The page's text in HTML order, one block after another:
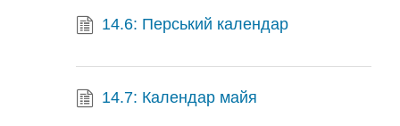
14.6: Перський календар
14.7: Календар майя